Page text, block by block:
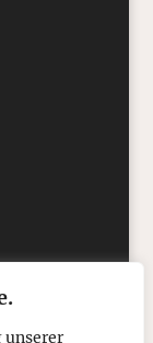
unserer